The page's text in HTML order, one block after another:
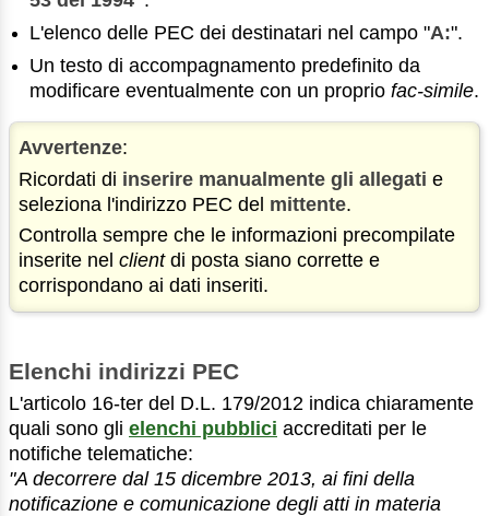
L'elenco delle PEC dei destinatari nel campo "A:".
Un testo di accompagnamento predefinito da
modificare eventualmente con un propriofac-simile.
Avvertenze:
Ricordati di inserire manualmente gli allegati e
seleziona l'indirizzo PEC del mittente.
Controlla sempre che le informazioni precompilate
inserite nel clientdi posta siano corrette e
corrispondano ai dati inseriti.
Elenchi indirizzi PEC
L'articolo 16-ter del D.L. 179/2012 indica chiaramente
quali sono gli elenchi pubblici accreditati per le
notifiche telematiche:
"A decorrere dal 15 dicembre 2013, ai fini della
notificazione e comunicazione degli atti in materia